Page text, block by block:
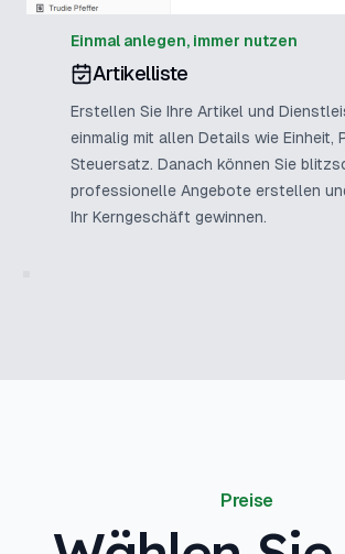
Einmal anlegen, immer nutzen
Artikelliste
Erstellen Sie Ihre Artikel und
einmalig mit allen Details wie Einheit,
Steuersatz. Danach können Sie
professionelle Angebote erstellen
Ihr Kerngeschäft gewinnen.
Preise